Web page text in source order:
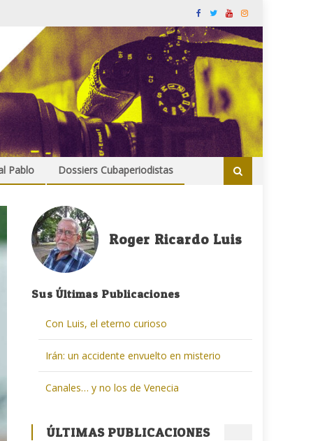
Pablo Dossiers Cubaperiodistas
Roger Ricardo Luis
Sus Últimas Publicaciones
Con Luis, el eterno curioso
Irán: un accidente envuelto en misterio
Canales… y no los de Venecia
ÚLTIMAS PUBLICACIONES